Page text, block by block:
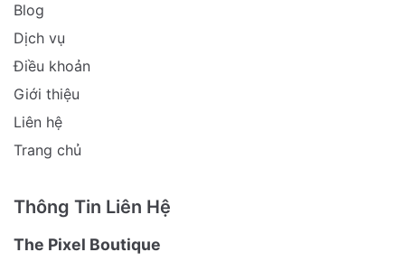
Blog
Dịch vụ
Điều khoản
Giới thiệu
Liên hệ
Trang chủ
Thông Tin Liên Hệ
The Pixel Boutique